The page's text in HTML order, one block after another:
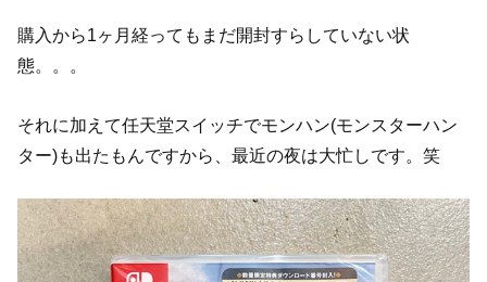
購入から1ヶ月経ってもまだ開封すらしていない状
態。。。
それに加えて任天堂スイッチでモンハン(モンスターハン
ター)も出たもんですから、最近の夜は大忙しです。笑